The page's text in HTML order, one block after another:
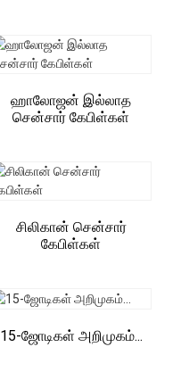
ஹாலோஜன் இல்லாத
சென்சார் கேபிள்கள்
சிலிகான் சென்சார்
கேபிள்கள்
15-ஜோடிகள் அறிமுகம்...